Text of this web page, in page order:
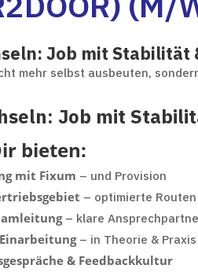
Job mit Stabilität
mehr selbst ausbeuten,
Job mit
bieten:
mit Fixum – und Provision
– optimierte Routen
– klare
– in Theorie & Praxis
& Feedbackkultur